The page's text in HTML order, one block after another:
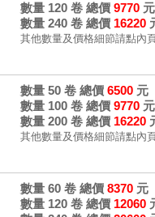
數量 120 卷 總價 9770元
數量 240 卷 總價 16220
其他數量及價格細節請點內
數量 50 卷 總價 6500元
數量 100 卷 總價 9770元
數量 200 卷 總價 16220
其他數量及價格細節請點內
數量 60 卷 總價 8370元
數量 120 卷 總價 12060